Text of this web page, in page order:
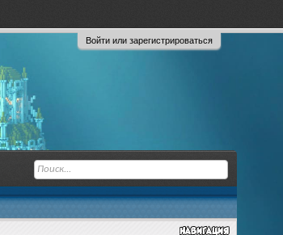
Войти или зарегистрироваться